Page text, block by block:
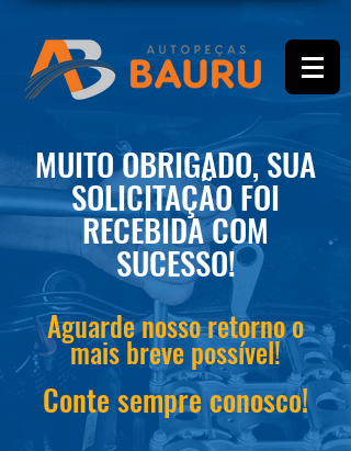
MUITO OBRIGADO, SUA
SOLICITAÇÃO FOI
RECEBIDA COM
SUCESSO!
Aguarde nosso retorno o
mais breve possível!
Conte sempre conosco!